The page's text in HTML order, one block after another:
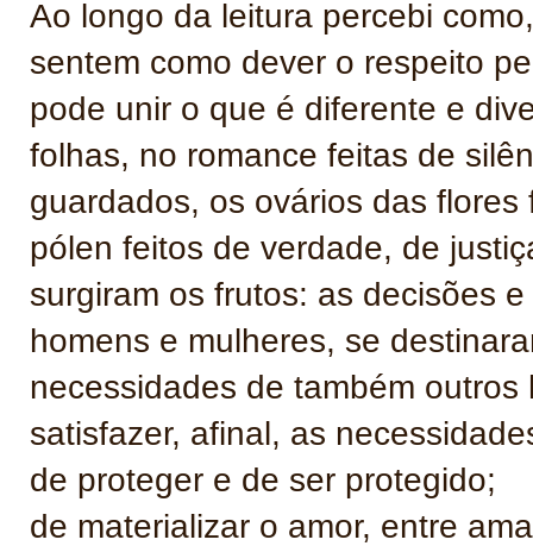
Ao longo da leitura percebi
sentem como dever o respeito
pode unir o que é diferente e
folhas, no romance feitas de
guardados, os ovários das
pólen feitos de verdade, de
surgiram os frutos: as decisões
homens e mulheres, se
necessidades de também
satisfazer, afinal, as
de proteger e de ser protegido;
de materializar o amor, entre